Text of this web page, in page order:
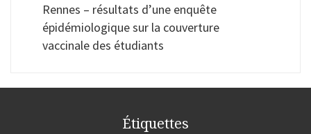
Rennes – résultats d’une enquête
épidémiologique sur la couverture
vaccinale des étudiants
Étiquettes